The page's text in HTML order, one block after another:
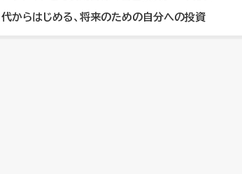
代からはじめる、将来のための自分への投資